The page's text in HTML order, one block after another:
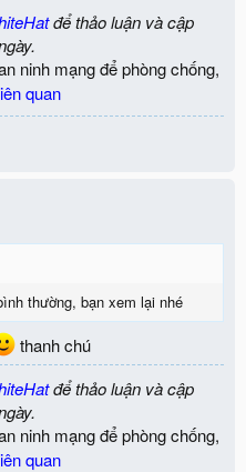
hồi trên requestbin
để thảo luận và cập
ninh mạng để phòng chống,
quan
thường, bạn xem lại nhé
thanh chú
để thảo luận và cập
ninh mạng để phòng chống,
quan